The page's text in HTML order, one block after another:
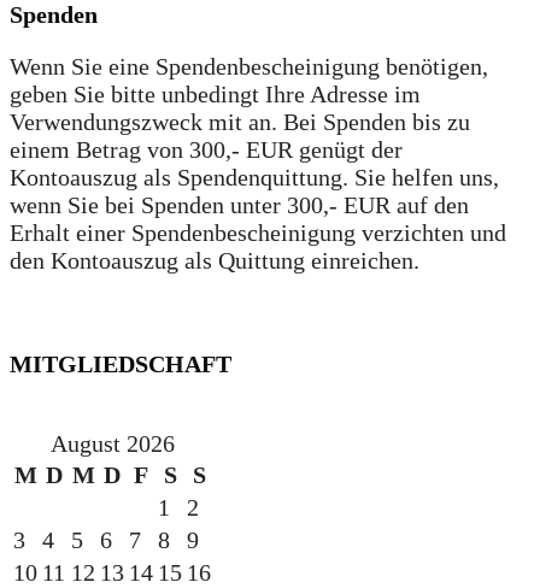
Spenden
Wenn Sie eine Spendenbescheinigung benötigen,
geben Sie bitte unbedingt Ihre Adresse im
Verwendungszweck mit an. Bei Spenden bis zu
einem Betrag von 300,- EUR genügt der
Kontoauszug als Spendenquittung. Sie helfen uns,
wenn Sie bei Spenden unter 300,- EUR auf den
Erhalt einer Spendenbescheinigung verzichten und
den Kontoauszug als Quittung einreichen.
MITGLIEDSCHAFT
August 2026
M D M D F S
S
1
2
3
4 5 6 7 8
9
10 11 12 13 14 15 16